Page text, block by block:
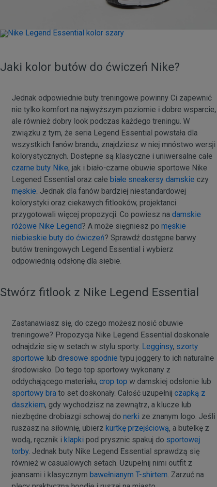
Jaki kolor butów do ćwiczeń Nike?
Jednak odpowiednie buty treningowe powinny Ci zapewnić
nie tylko komfort na najwyższym poziomie i dobre wsparcie,
ale również dobry look podczas każdego treningu. W
związku z tym, że seria Legend Essential powstała dla
wszystkich fanów brandu, znajdziesz w niej mnóstwo wersji
kolorystycznych. Dostępne są klasyczne i uniwersalne całe
czarne buty Nike, jak i biało-czarne obuwie sportowe Nike
Legened Essential oraz całe białe sneakersy damskie czy
męskie. Jednak dla fanów bardziej niestandardowej
kolorystyki oraz ciekawych fitlooków, projektanci
przygotowali więcej propozycji. Co powiesz na damskie
różowe Nike Legend? A może sięgniesz po męskie
niebieskie buty do ćwiczeń? Sprawdź dostępne barwy
butów treningowych Legend Essential i wybierz
odpowiednią odsłonę dla siebie.
Stwórz fitlook z Nike Legend Essential
Zastanawiasz się, do czego możesz nosić obuwie
treningowe? Propozycja Nike Legend Essential doskonale
odnajdzie się w setach w stylu sporty. Legginsy, szorty
sportowe lub dresowe spodnie typu joggery to ich naturalne
środowisko. Do tego top sportowy wykonany z
oddychającego materiału, crop top w damskiej odsłonie lub
sportowy bra to set doskonały. Całość uzupełnij czapką z
daszkiem, gdy wychodzisz na zewnątrz, a klucze lub
niezbędne drobiazgi schowaj do nerki ze znanym logo. Jeśli
ruszasz na siłownię, ubierz kurtkę przejściową, a butelkę z
wodą, ręcznik i klapki pod prysznic spakuj do sportowej
torby. Jednak buty Nike Legend Essential sprawdzą się
również w casualowych setach. Uzupełnij nimi outfit z
jeansami i klasycznym bawełnianym T-shirtem. Zarzuć na